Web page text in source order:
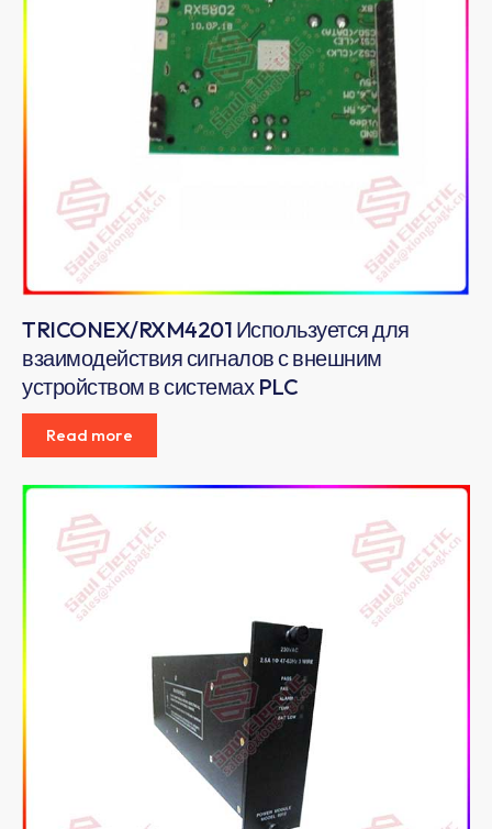
TRICONEX/RXM4201 Используется для
взаимодействия сигналов с внешним
устройством в системах PLC
Read more